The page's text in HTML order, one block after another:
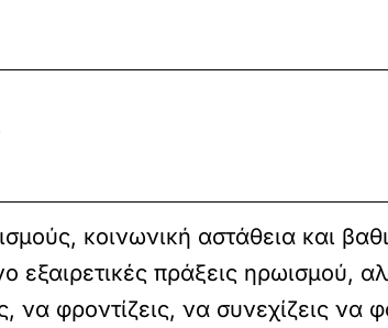
κοινωνική αστάθεια και
πράξεις ηρωισμού,
φροντίζεις, να συνεχίζεις να